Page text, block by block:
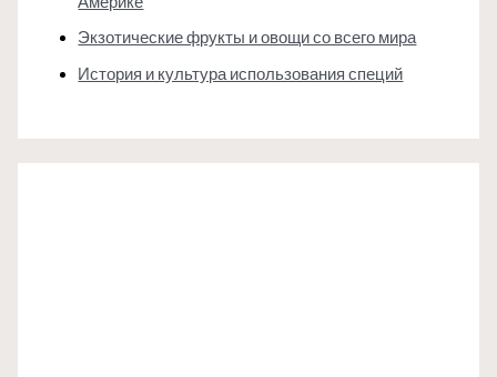
Экзотические фрукты и овощи со всего мира
История и культура использования специй